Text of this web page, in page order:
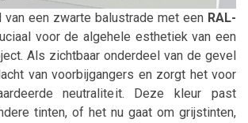
van een zwarte balustrade met een RAL-
voor de algehele esthetiek van een
Als zichtbaar onderdeel van de gevel
van voorbijgangers en zorgt het voor
neutraliteit. Deze kleur past
tinten, of het nu gaat om grijstinten,